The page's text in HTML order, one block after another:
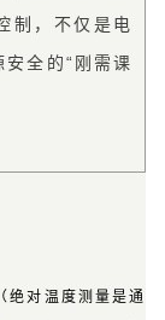
制，不仅是电
全的“刚需课
（绝对温度测量是通